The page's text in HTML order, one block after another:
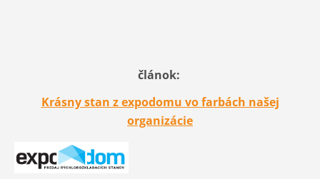
článok:
Krásny stan z expodomu vo farbách našej
organizácie